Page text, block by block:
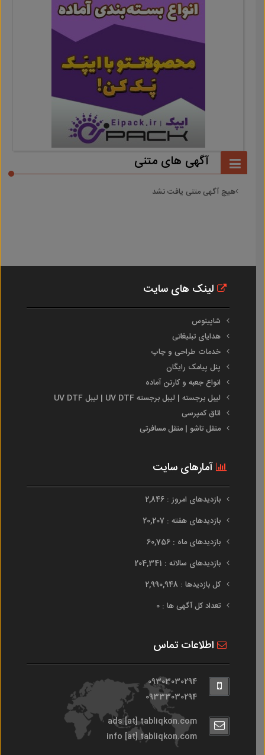
آگهی های متنی
هیچ آگهی متنی یافت نشد
لینک های سایت
شاپینوس
هدایای تبلیغاتی
خدمات طراحی و چاپ
پنل پیامک رایگان
انواع جعبه و کارتن آماده
لیبل برجسته | لیبل برجسته UV DTF | لیبل UV DTF
اتاق کمپرسی
منقل تاشو | منقل مسافرتی
آمارهای سایت
بازدیدهای امروز : 2,846
بازدیدهای هفته : 20,207
بازدیدهای ماه : 60,756
بازدیدهای سالانه : 204,341
کل بازدیدها : 2,990,948
تعداد کل آگهی ها : 0
اطلاعات تماس
09303030294
09333030294
ads [at] tabliqkon.com
info [at] tabliqkon.com